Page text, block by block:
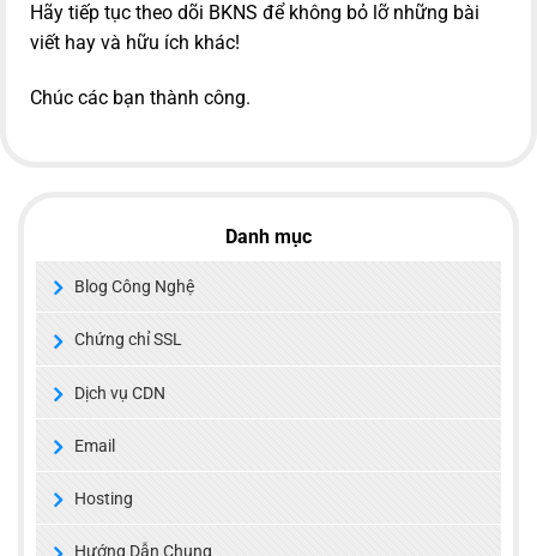
Hãy tiếp tục theo dõi BKNS để không bỏ lỡ những bài
viết hay và hữu ích khác!
Chúc các bạn thành công.
Danh mục
Blog Công Nghệ
Chứng chỉ SSL
Dịch vụ CDN
Email
Hosting
Hướng Dẫn Chung